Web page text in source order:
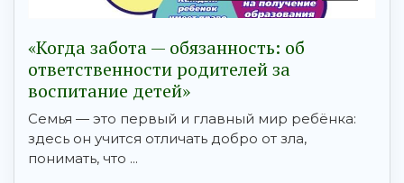
«Когда забота — обязанность: об
ответственности родителей за
воспитание детей»
Семья — это первый и главный мир ребёнка:
здесь он учится отличать добро от зла,
понимать, что ...